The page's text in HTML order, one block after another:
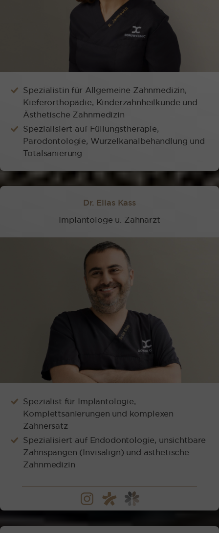
Spezialistin für Allgemeine Zahnmedizin,
Kieferorthopädie, Kinderzahnheilkunde und
Ästhetische Zahnmedizin
Spezialisiert auf Füllungstherapie,
Parodontologie, Wurzelkanalbehandlung und
Totalsanierung
Dr. Elias Kass
Implantologe u. Zahnarzt
Spezialist für Implantologie,
Komplettsanierungen und komplexen
Zahnersatz
Spezialisiert auf Endodontologie, unsichtbare
Zahnspangen (Invisalign) und ästhetische
Zahnmedizin